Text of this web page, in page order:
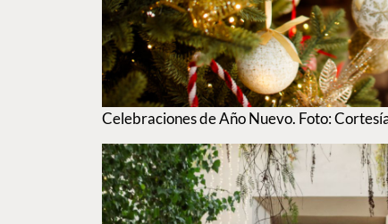
Celebraciones de Año Nuevo. Foto: